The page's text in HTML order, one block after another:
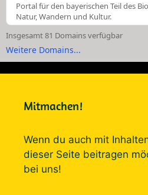
Portal für den bayerischen Teil des
Natur, Wandern und Kultur.
Insgesamt 81 Domains verfügbar
Weitere Domains...
Mitmachen!
Wenn du auch mit
dieser Seite beitragen
bei uns!